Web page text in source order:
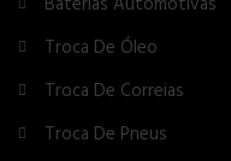
Baterias Automotivas
Troca De Óleo
Troca De Correias
Troca De Pneus